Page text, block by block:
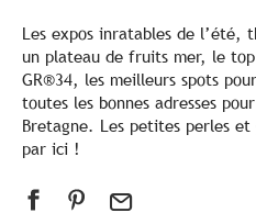
Les expos inratables de l’été,
un plateau de fruits mer, le
GR®34, les meilleurs spots
toutes les bonnes adresses
Bretagne. Les petites perles
par ici !